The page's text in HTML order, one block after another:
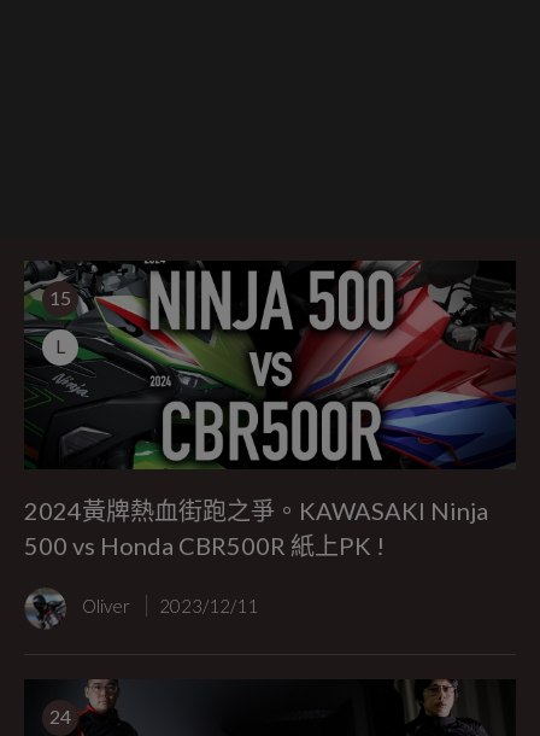
15
L
2024黃牌熱血街跑之爭。KAWASAKI Ninja
500 vs Honda CBR500R 紙上PK !
Oliver 2023/12/11
24